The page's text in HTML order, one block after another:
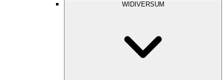
WIDIVERSUM